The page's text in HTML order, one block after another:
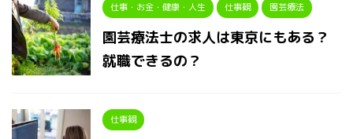
仕事・お金・健康・人生 仕事観 園芸療法
園芸療法士の求人は東京にもある？
就職できるの？
仕事観